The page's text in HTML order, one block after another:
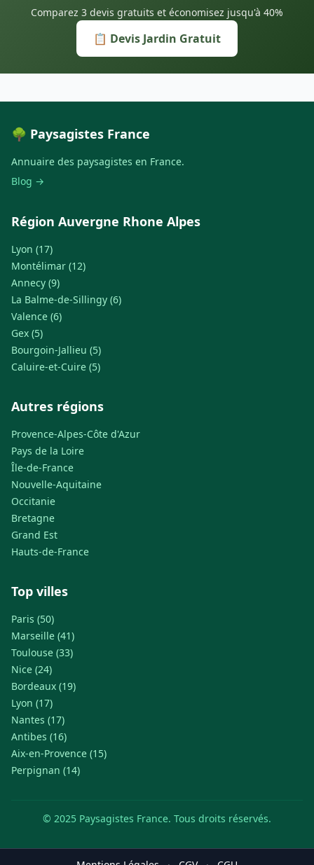
Comparez 3 devis gratuits et économisez jusqu'à 40%
📋 Devis Jardin Gratuit
🌳 Paysagistes France
Annuaire des paysagistes en France.
Blog →
Région Auvergne Rhone Alpes
Lyon (17)
Montélimar (12)
Annecy (9)
La Balme-de-Sillingy (6)
Valence (6)
Gex (5)
Bourgoin-Jallieu (5)
Caluire-et-Cuire (5)
Autres régions
Provence-Alpes-Côte d'Azur
Pays de la Loire
Île-de-France
Nouvelle-Aquitaine
Occitanie
Bretagne
Grand Est
Hauts-de-France
Top villes
Paris (50)
Marseille (41)
Toulouse (33)
Nice (24)
Bordeaux (19)
Lyon (17)
Nantes (17)
Antibes (16)
Aix-en-Provence (15)
Perpignan (14)
© 2025 Paysagistes France. Tous droits réservés.